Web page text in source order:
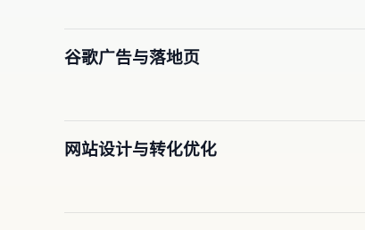
谷歌广告与落地页
网站设计与转化优化